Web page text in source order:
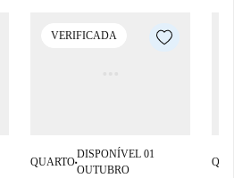
VERIFICADA
QUARTO■
DISPONÍVEL 01
OUTUBRO